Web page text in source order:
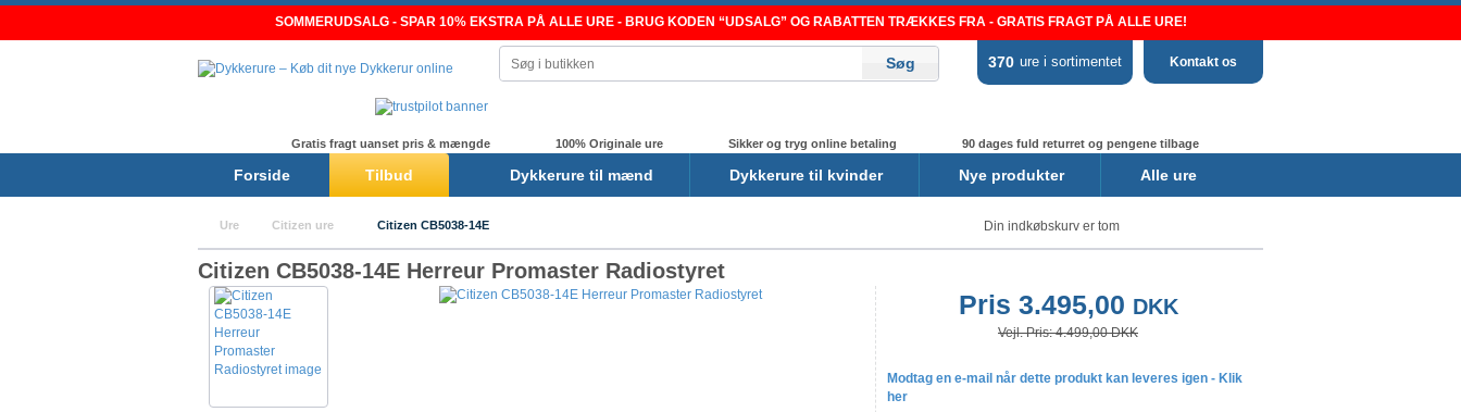
SOMMERUDSALG - SPAR 10% EKSTRA PÅ ALLE URE - BRUG KODEN “UDSALG” OG RABATTEN TRÆKKES FRA - GRATIS FRAGT PÅ ALLE URE!
Kontakt os
370 ure i sortimentet
Gratis fragt uanset pris & mængde 100% Originale ure Sikker og tryg online betaling 90 dages fuld returret og pengene tilbage
Forside Tilbud Dykkerure til mænd Dykkerure til kvinder Nye produkter Alle ure
Din indkøbskurv er tom
Ure Citizen ure Citizen CB5038-14E
Citizen CB5038-14E Herreur Promaster Radiostyret
Pris 3.495,00 DKK
Vejl. Pris: 4.499,00 DKK
Modtag en e-mail når dette produkt kan leveres igen - Klik
her